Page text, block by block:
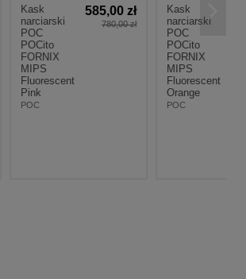
585,00 zł
780,00 zł
Kask
narciarski
585,00 zł
780,00 zł